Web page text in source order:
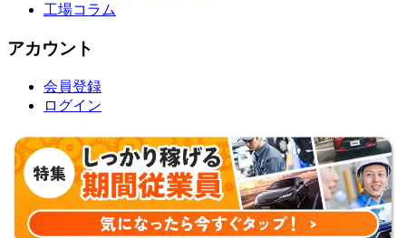
工場コラム
アカウント
会員登録
ログイン